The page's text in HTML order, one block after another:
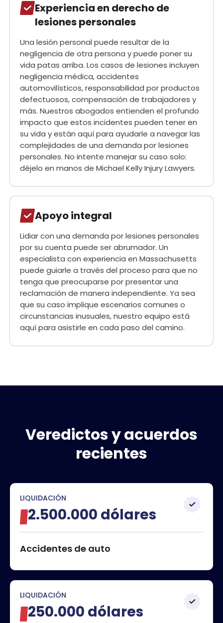
Experiencia en derecho de
lesiones personales
Una lesión personal puede resultar de la
negligencia de otra persona y puede poner su
vida patas arriba. Los casos de lesiones incluyen
negligencia médica, accidentes
automovilísticos, responsabilidad por productos
defectuosos, compensación de trabajadores y
más. Nuestros abogados entienden el profundo
impacto que estos incidentes pueden tener en
su vida y están aquí para ayudarle a navegar las
complejidades de una demanda por lesiones
personales. No intente manejar su caso solo:
déjelo en manos de Michael Kelly Injury Lawyers.
Apoyo integral
Lidiar con una demanda por lesiones personales
por su cuenta puede ser abrumador. Un
especialista con experiencia en Massachusetts
puede guiarle a través del proceso para que no
tenga que preocuparse por presentar una
reclamación de manera independiente. Ya sea
que su caso implique escenarios comunes o
circunstancias inusuales, nuestro equipo está
aquí para asistirle en cada paso del camino.
Veredictos y acuerdos
recientes
LIQUIDACIÓN
2.500.000 dólares
Accidentes de auto
LIQUIDACIÓN
250.000 dólares